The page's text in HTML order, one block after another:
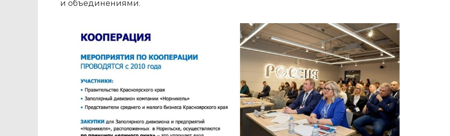
и объединениями.